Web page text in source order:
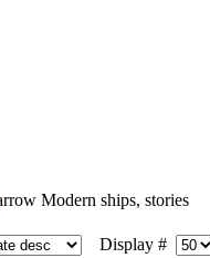
Modern ships, stories
Display #